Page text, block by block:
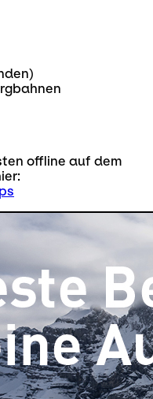
offline auf dem